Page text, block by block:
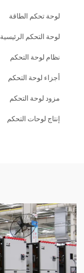
لوحة تحكم الطاقة
لوحة التحكم الرئيسية
نظام لوحة التحكم
أجزاء لوحة التحكم
مزود لوحة التحكم
إنتاج لوحات التحكم